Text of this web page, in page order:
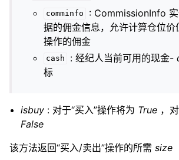
comminfo
: CommissionInfo
据的佣金信息，允许计算仓位价
操作的佣金
cash : 经纪人当前可用的现金-
标
isbuy : 对于“买入”操作将为 True ，
False
该方法返回“买入/卖出”操作的所需 size